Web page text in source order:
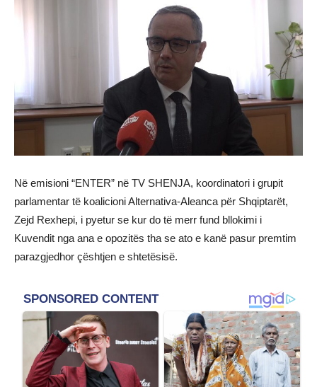
Në emisioni “ENTER” në TV SHENJA, koordinatori i grupit
parlamentar të koalicioni Alternativa-Aleanca për Shqiptarët,
Zejd Rexhepi, i pyetur se kur do të merr fund bllokimi i
Kuvendit nga ana e opozitës tha se ato e kanë pasur premtim
parazgjedhor çështjen e shtetësisë.